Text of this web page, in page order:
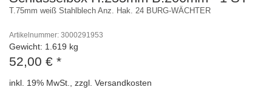
T.75mm weiß Stahlblech Anz. Hak. 24 BURG-WÄCHTER
Artikelnummer: 3000291953
Gewicht: 1.619 kg
52,00 € *
inkl. 19% MwSt., zzgl. Versandkosten